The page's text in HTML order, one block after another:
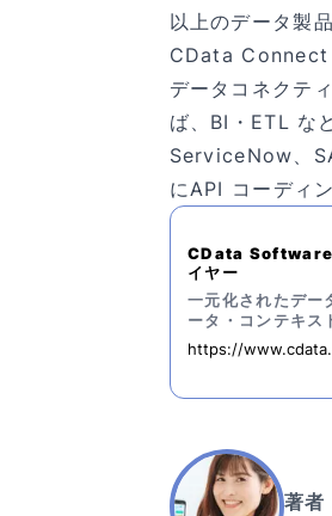
以上のデータ製
CData Connect
データコネクテ
ば、BI・ETL
ServiceNow、
にAPI コーディ
CData Software
イヤー
一元化されたデー
ータ・コンテキス
範囲を管理し、実
https://
著者